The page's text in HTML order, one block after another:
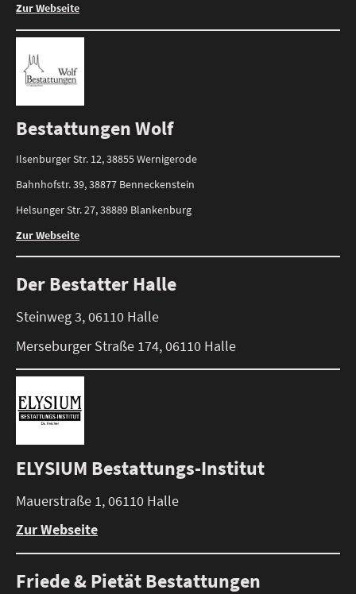
Zur Webseite
Bestattungen Wolf
Ilsenburger Str. 12, 38855 Wernigerode
Bahnhofstr. 39, 38877 Benneckenstein
Helsunger Str. 27, 38889 Blankenburg
Zur Webseite
Der Bestatter Halle
Steinweg 3, 06110 Halle
Merseburger Straße 174, 06110 Halle
ELYSIUM Bestattungs-Institut
Mauerstraße 1, 06110 Halle
Zur Webseite
Friede & Pietät Bestattungen